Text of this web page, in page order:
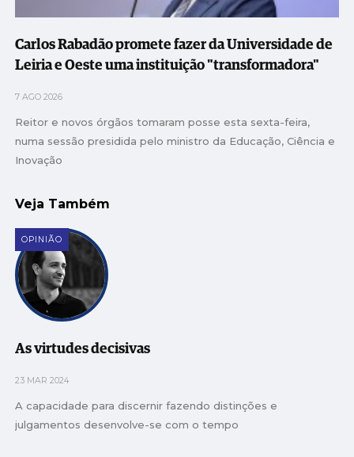
Carlos Rabadão promete fazer da Universidade de
Leiria e Oeste uma instituição "transformadora"
7 AGO 2026
Reitor e novos órgãos tomaram posse esta sexta-feira,
numa sessão presidida pelo ministro da Educação, Ciência e
Inovação
Veja Também
OPINIÃO
As virtudes decisivas
23 MAR 2024
A capacidade para discernir fazendo distinções e
julgamentos desenvolve-se com o tempo